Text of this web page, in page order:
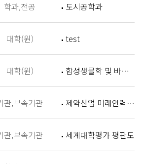
학과,전공 도시공학과
대학(원) test
대학(원) 합성생물학 및 바이오신소재개발 연구실 (Synthetic Biology and Biomaterials Lab,SBBL)
관,부속기관 제약산업 미래인력 양성센터 홈페이지
관,부속기관 세계대학평가 평판도